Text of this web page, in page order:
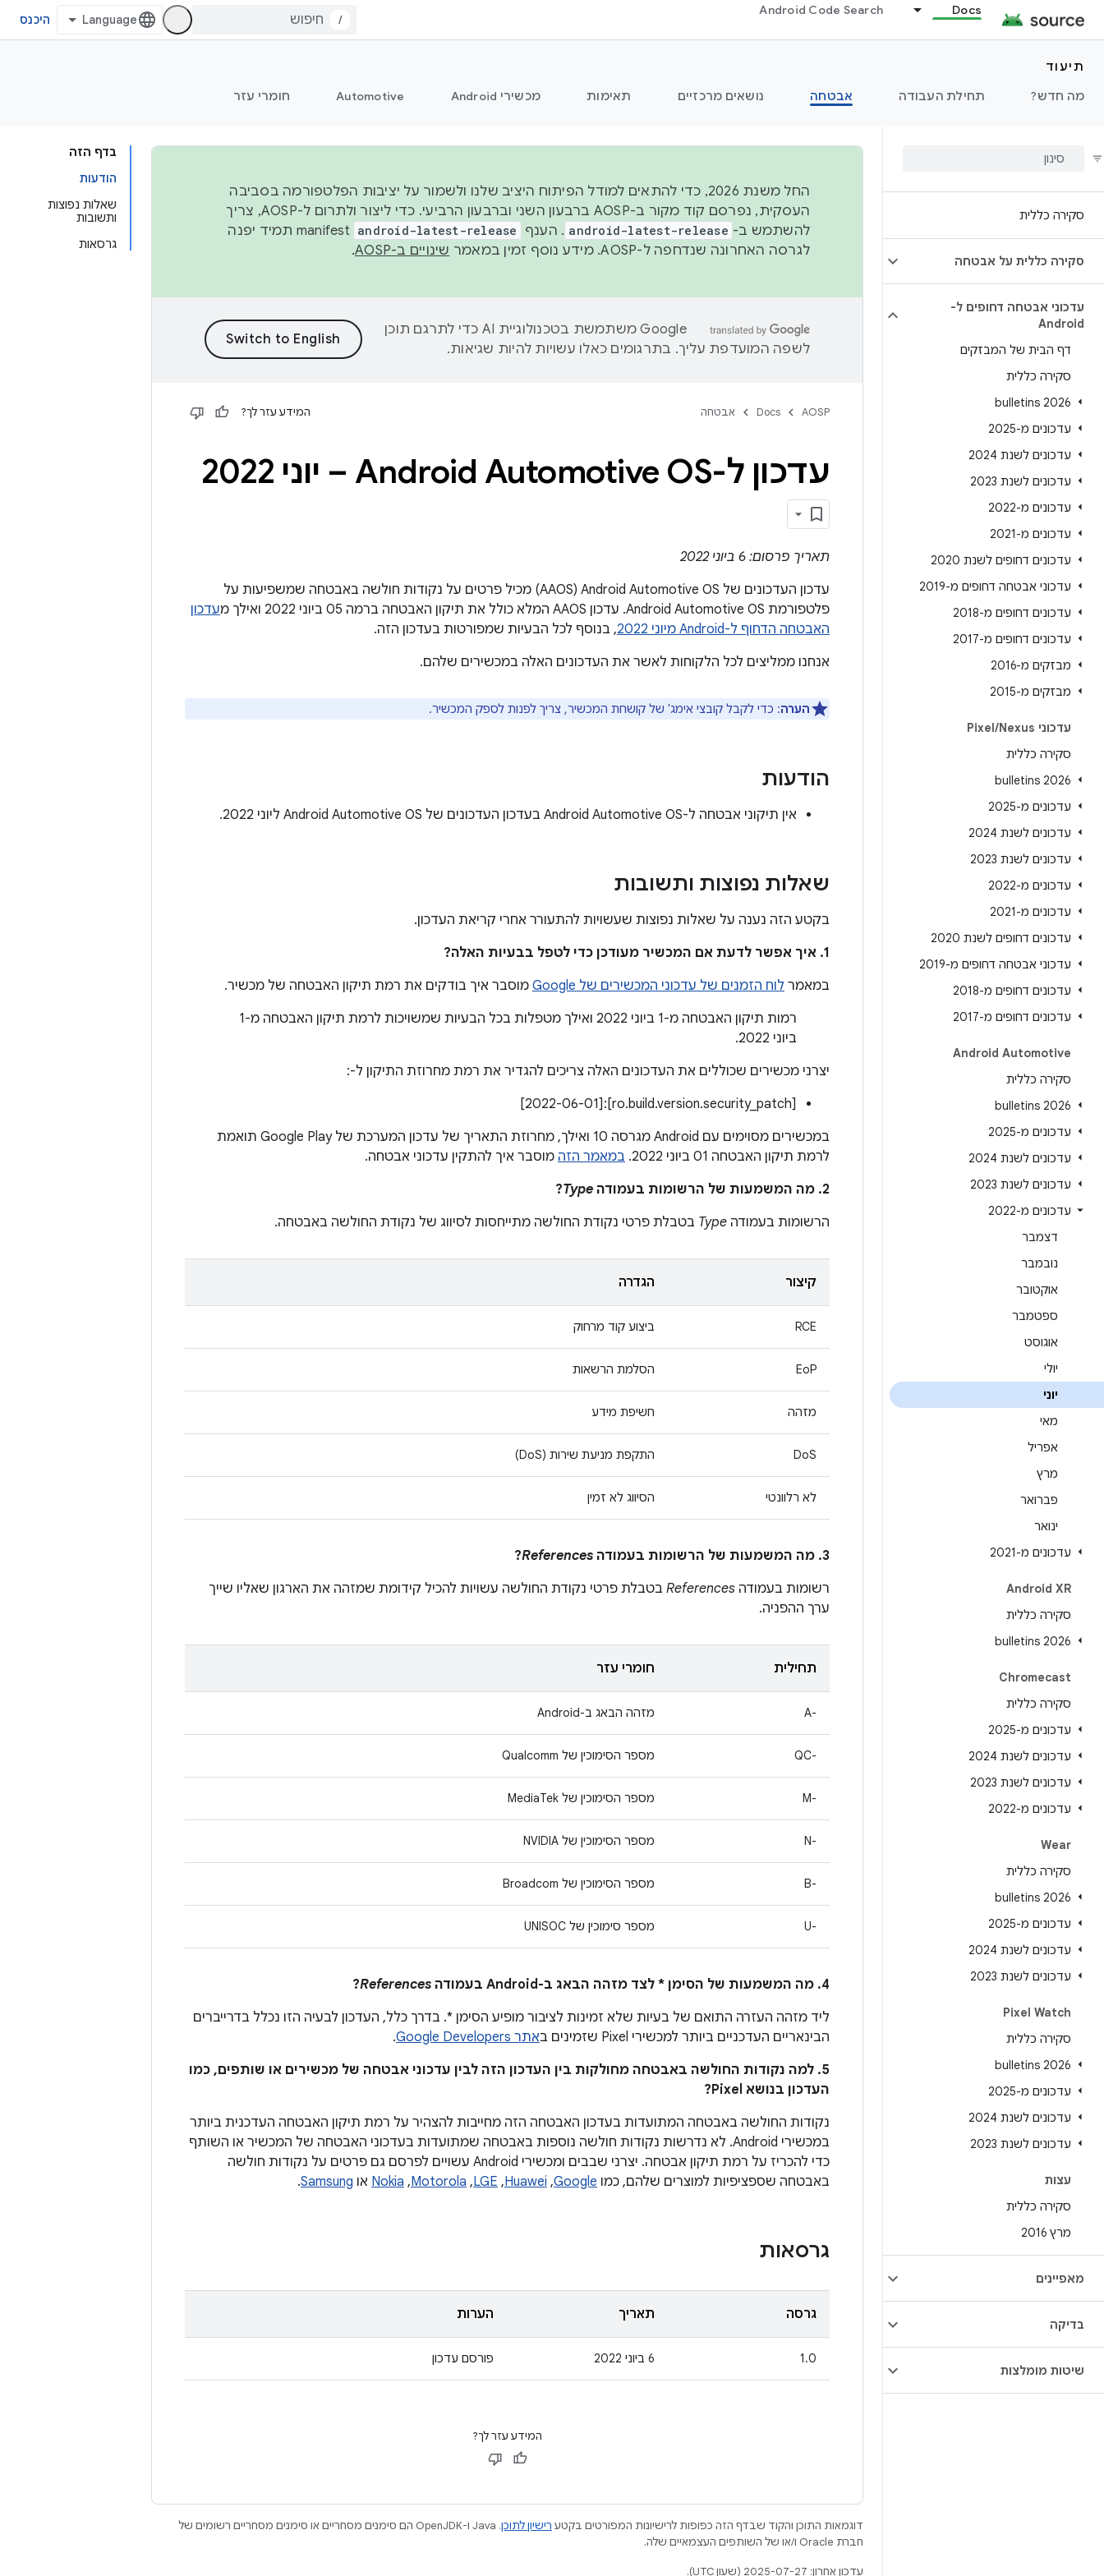
Docs
Android Code Search
/ היכנס
תיעוד
מה חדש?
תחילת העבודה אבטחה נושאים מרכזיים תאימות מכשירי Android Automotive חומרי עזר
סקירה כללית
סקירה כללית על אבטחה
עדכוני אבטחה דחופים ל-
Android
דף הבית של המבזקים
סקירה כללית
2026 bulletins
עדכונים מ-2025
עדכונים לשנת 2024
עדכונים לשנת 2023
עדכונים מ-2022
עדכונים מ-2021
עדכונים דחופים לשנת 2020
עדכוני אבטחה דחופים מ-2019
עדכונים דחופים מ-2018
עדכונים דחופים מ-2017
מבזקים מ-2016
מבזקים מ-2015
עדכוני Pixel /Nexus
סקירה כללית
2026 bulletins
עדכונים מ-2025
עדכונים לשנת 2024
עדכונים לשנת 2023
עדכונים מ-2022
עדכונים מ-2021
עדכונים דחופים לשנת 2020
עדכוני אבטחה דחופים מ-2019
עדכונים דחופים מ-2018
עדכונים דחופים מ-2017
Android Automotive
סקירה כללית
2026 bulletins
עדכונים מ-2025
עדכונים לשנת 2024
עדכונים לשנת 2023
עדכונים מ-2022
דצמבר
נובמבר
אוקטובר
ספטמבר
אוגוסט
יולי
יוני
מאי
אפריל
מרץ
פברואר
ינואר
עדכונים מ-2021
Android XR
סקירה כללית
2026 bulletins
Chromecast
סקירה כללית
עדכונים מ-2025
עדכונים לשנת 2024
עדכונים לשנת 2023
עדכונים מ-2022
Wear
סקירה כללית
2026 bulletins
עדכונים מ-2025
עדכונים לשנת 2024
עדכונים לשנת 2023
Pixel Watch
סקירה כללית
2026 bulletins
עדכונים מ-2025
עדכונים לשנת 2024
עדכונים לשנת 2023
עצות
סקירה כללית
מרץ 2016
מאפיינים
בדיקה
שיטות מומלצות
בדף הזה
הודעות
שאלות נפוצות
ותשובות
גרסאות
החל משנת 2026, כדי להתאים למודל הפיתוח היציב שלנו ולשמור על יציבות הפלטפורמה בסביבה
העסקית, נפרסם קוד מקור ב-AOSP ברבעון השני וברבעון הרביעי. כדי ליצור ולתרום ל-AOSP, צריך
להשתמש ב- android-latest-release . הענף android-latest-release
manifest תמיד יפנה
לגרסה האחרונה שנדחפה ל-AOSP. מידע נוסף זמין במאמר
שינויים ב-AOSP .
‫Google משתמשת בטכנולוגיית AI כדי לתרגם תוכן
לשפה המועדפת עליך. בתרגומים כאלו עשויות להיות שגיאות.
AOSP
Docs אבטחה המידע עזר לך?
עדכון ל-Android Automotive OS – יוני 2022
תאריך פרסום: 6 ביוני 2022
עדכון העדכונים של Android Automotive OS‏ (AAOS) מכיל פרטים על נקודות חולשה באבטחה שמשפיעות על
פלטפורמת Android Automotive OS. עדכון AAOS המלא כולל את תיקון האבטחה ברמה 05 ביוני 2022 ואילך מ
עדכון
האבטחה הדחוף ל-Android מיוני 2022
, בנוסף לכל הבעיות שמפורטות בעדכון הזה.
אנחנו ממליצים לכל הלקוחות לאשר את העדכונים האלה במכשירים שלהם.
הערה: כדי לקבל קובצי אימג' של קושחת המכשיר, צריך לפנות לספק המכשיר.
הודעות
אין תיקוני אבטחה ל-Android Automotive OS בעדכון העדכונים של Android Automotive OS ליוני 2022.
שאלות נפוצות ותשובות
בקטע הזה נענה על שאלות נפוצות שעשויות להתעורר אחרי קריאת העדכון.
1. איך אפשר לדעת אם המכשיר מעודכן כדי לטפל בבעיות האלה?
במאמר לוח הזמנים של עדכוני המכשירים של Google
מוסבר איך בודקים את רמת תיקון האבטחה של מכשיר.
רמות תיקון האבטחה מ-1 ביוני 2022 ואילך מטפלות בכל הבעיות שמשויכות לרמת תיקון האבטחה מ-1
ביוני 2022.
יצרני מכשירים שכוללים את העדכונים האלה צריכים להגדיר את רמת מחרוזת התיקון ל-:
[ro.build.version.security_patch]:‏[2022-06-01]
במכשירים מסוימים עם Android מגרסה 10 ואילך, מחרוזת התאריך של עדכון המערכת של Google Play תואמת
לרמת תיקון האבטחה 01 ביוני 2022.
במאמר הזה מוסבר איך להתקין עדכוני אבטחה.
2. מה המשמעות של הרשומות בעמודה
Type
?
הרשומות בעמודה Type בטבלת פרטי נקודת החולשה מתייחסות לסיווג של נקודת החולשה באבטחה.
קיצור הגדרה
RCE ביצוע קוד מרחוק
EoP הסלמת הרשאות
מזהה חשיפת מידע
DoS התקפת מניעת שירות (DoS)
לא רלוונטי הסיווג לא זמין
3. מה המשמעות של הרשומות בעמודה References
?
רשומות בעמודה References בטבלת פרטי נקודת החולשה עשויות להכיל קידומת שמזהה את הארגון שאליו שייך
ערך ההפניה.
תחילית חומרי עזר
A-‎ מזהה הבאג ב-Android
QC-‎ מספר הסימוכין של Qualcomm
M-‎ מספר הסימוכין של MediaTek
N-‎ מספר הסימוכין של NVIDIA
B-‎ מספר הסימוכין של Broadcom
U-‎ מספר סימוכין של UNISOC
4. מה המשמעות של הסימן * לצד מזהה הבאג ב-Android בעמודה References
?
ליד מזהה העזרה התואם של בעיות שלא זמינות לציבור מופיע הסימן *. בדרך כלל, העדכון לבעיה הזו נכלל בדרייברים
הבינאריים העדכניים ביותר למכשירי Pixel שזמינים ב
אתר Google Developers
.
5. למה נקודות החולשה באבטחה מחולקות בין העדכון הזה לבין עדכוני אבטחה של מכשירים או שותפים, כמו
העדכון בנושא Pixel?
נקודות החולשה באבטחה המתועדות בעדכון האבטחה הזה מחייבות להצהיר על רמת תיקון האבטחה העדכנית ביותר
במכשירי Android. לא נדרשות נקודות חולשה נוספות באבטחה שמתועדות בעדכוני האבטחה של המכשיר או השותף
כדי להכריז על רמת תיקון אבטחה. יצרני שבבים ומכשירי Android עשויים לפרסם גם פרטים על נקודות חולשה
באבטחה שספציפיות למוצרים שלהם, כמו Google
,‏
Huawei
,‏
LGE
,‏
Motorola
,‏
Nokia או Samsung
.
גרסאות
גרסה תאריך הערות
1.0 6 ביוני 2022 פורסם עדכון
המידע עזר לך?
דוגמאות התוכן והקוד שבדף הזה כפופות לרישיונות המפורטים בקטע רישיון לתוכן
.‏ Java ו-OpenJDK הם סימנים מסחריים או סימנים מסחריים רשומים של
חברת Oracle ו/או של השותפים העצמאיים שלה.
עדכון אחרון: 2025-07-27 (שעון UTC).